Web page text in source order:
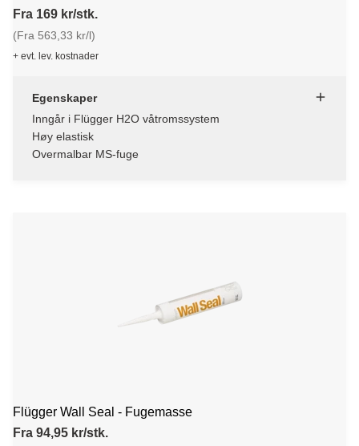
Fra 169 kr/stk.
(Fra 563,33 kr/l)
+ evt. lev. kostnader
Egenskaper
Inngår i Flügger H2O våtromssystem
Høy elastisk
Overmalbar MS-fuge
Flügger Wall Seal - Fugemasse
Fra 94,95 kr/stk.